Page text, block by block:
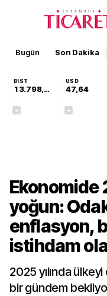
Bugün Son Dakika
BIST
13.798,82
USD
47,64
yoğun:
enflasyon,
istihdam
2025 yılında
bir gündem